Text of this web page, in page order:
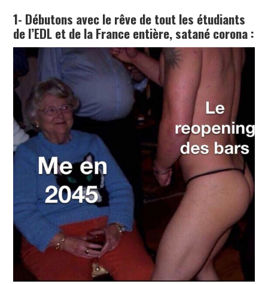
1- Débutons avec le rêve de tout les étudiants
de l’EDL et de la France entière, satané corona :